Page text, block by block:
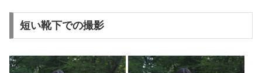
短い靴下での撮影